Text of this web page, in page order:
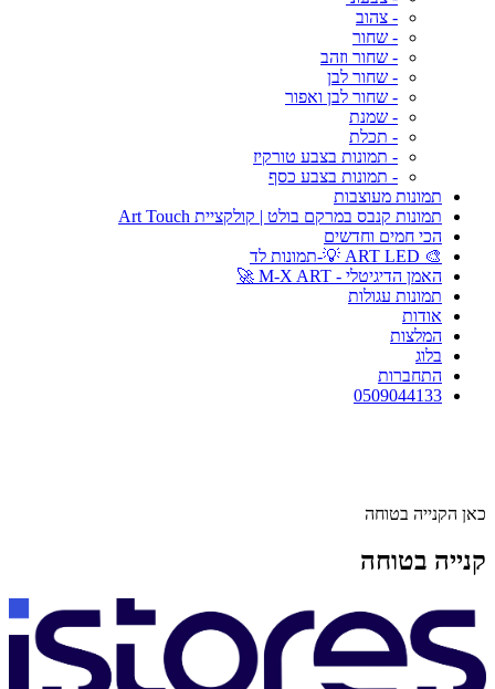
- צהוב
- שחור
- שחור וזהב
- שחור לבן
- שחור לבן ואפור
- שמנת
- תכלת
- תמונות בצבע טורקיז
- תמונות בצבע כסף
תמונות מעוצבות
תמונות קנבס במרקם בולט | קולקציית Art Touch
הכי חמים וחדשים
🎨 ART LED 💡-תמונות לד
האמן הדיגיטלי - M-X ART 🚀
תמונות עגולות
אודות
המלצות
בלוג
התחברות
0509044133
כאן הקנייה בטוחה
קנייה בטוחה